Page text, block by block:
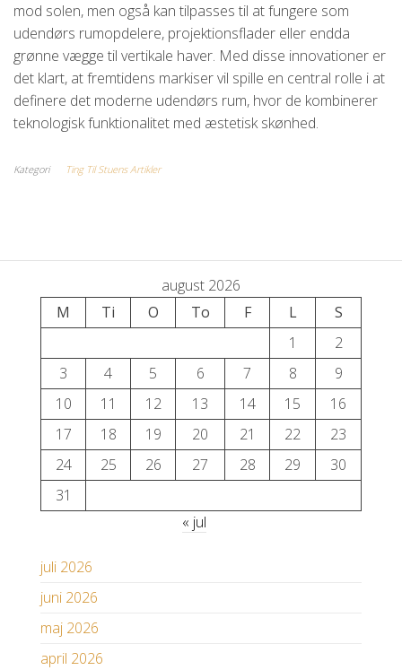
mod solen, men også kan tilpasses til at fungere som
udendørs rumopdelere, projektionsflader eller endda
grønne vægge til vertikale haver. Med disse innovationer er
det klart, at fremtidens markiser vil spille en central rolle i at
definere det moderne udendørs rum, hvor de kombinerer
teknologisk funktionalitet med æstetisk skønhed.
Kategori Ting Til Stuens Artikler
august 2026
M
Ti O To F L
S
1
2
3
4 5 6 7 8
9
10
11 12 13 14 15
16
17
18 19 20 21 22
23
24
25 26 27 28 29
30
31
« jul
juli 2026
juni 2026
maj 2026
april 2026